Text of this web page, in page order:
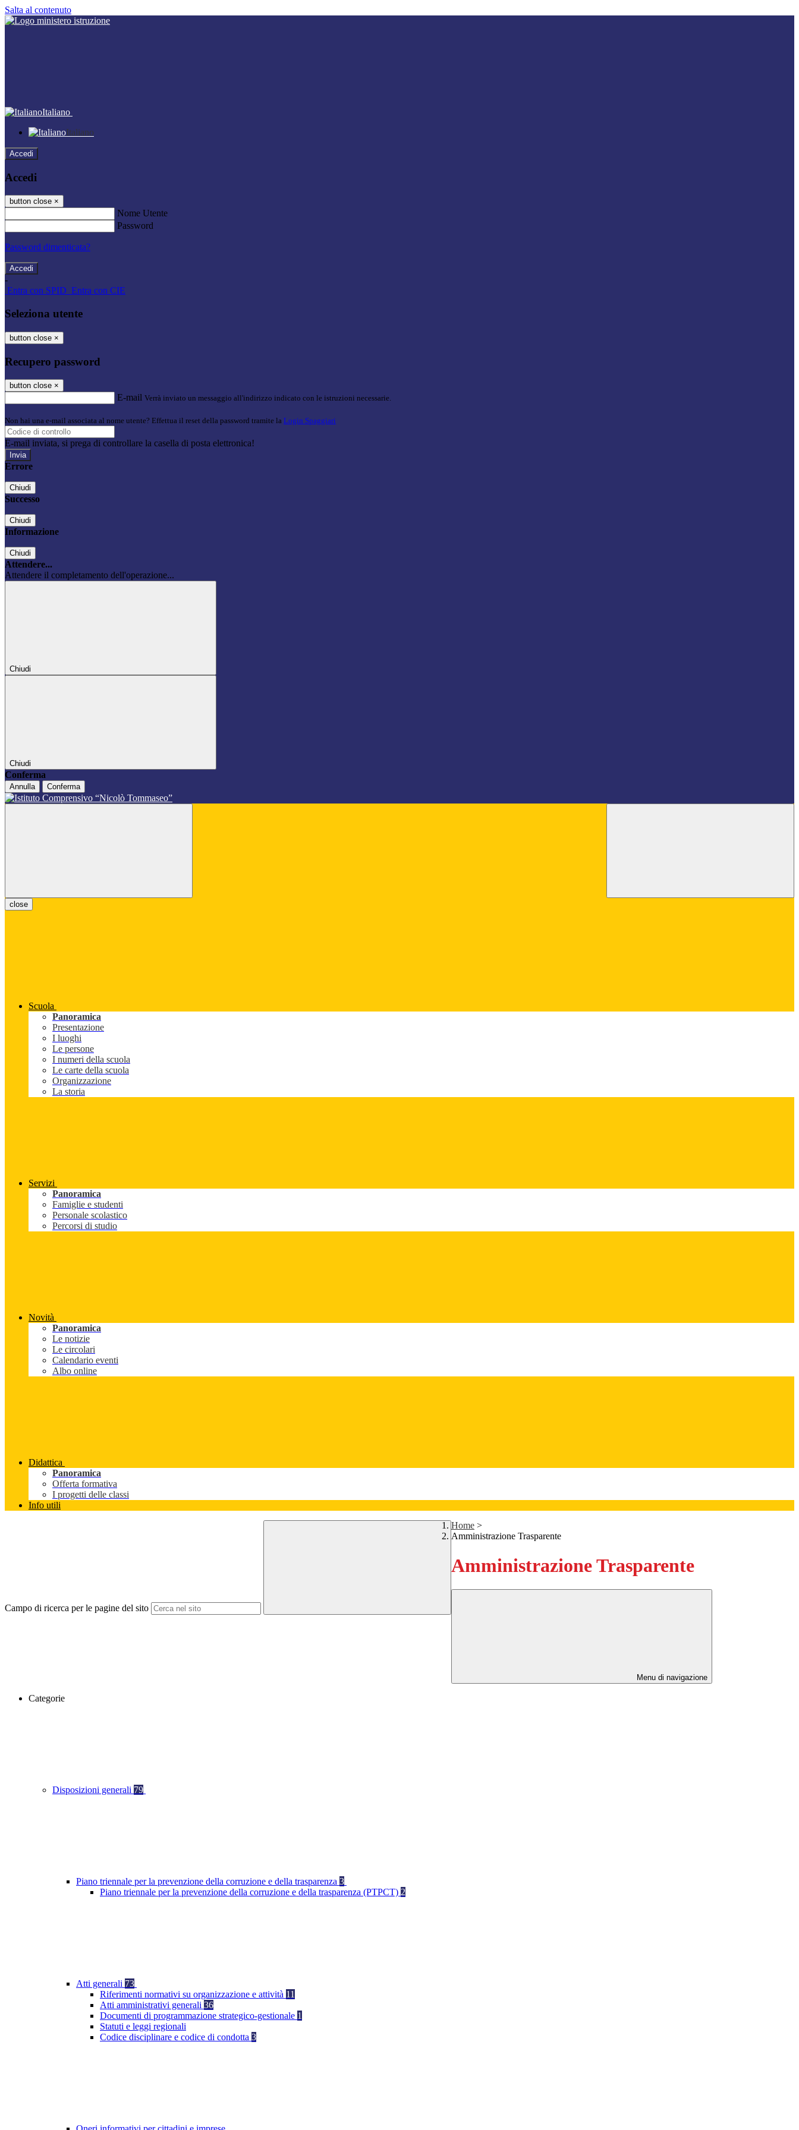
Salta al contenuto
Italiano
Italiano
Accedi
Accedi
button close ×
Nome Utente
Password
Password dimenticata?
-
Entra con SPID Entra con CIE
Seleziona utente
button close ×
Recupero password
button close ×
E-mail Verrà inviato un messaggio all'indirizzo indicato con le istruzioni necessarie.
Non hai una e-mail associata al nome utente? Effettua il reset della password tramite la Login Spaggiari
E-mail inviata, si prega di controllare la casella di posta elettronica!
Errore
Chiudi
Successo
Chiudi
Informazione
Chiudi
Attendere...
Attendere il completamento dell'operazione...
Chiudi
Chiudi
Conferma
Annulla Conferma
close
Scuola
Panoramica
Presentazione
I luoghi
Le persone
I numeri della scuola
Le carte della scuola
Organizzazione
La storia
Servizi
Panoramica
Famiglie e studenti
Personale scolastico
Percorsi di studio
Novità
Panoramica
Le notizie
Le circolari
Calendario eventi
Albo online
Didattica
Panoramica
Offerta formativa
I progetti delle classi
Info utili
Campo di ricerca per le pagine del sito
Home >
Amministrazione Trasparente
Amministrazione Trasparente
Menu di navigazione
Categorie
Disposizioni generali 79
Piano triennale per la prevenzione della corruzione e della trasparenza 3
Piano triennale per la prevenzione della corruzione e della trasparenza (PTPCT) 2
Atti generali 73
Riferimenti normativi su organizzazione e attività 11
Atti amministrativi generali 36
Documenti di programmazione strategico-gestionale 1
Statuti e leggi regionali
Codice disciplinare e codice di condotta 3